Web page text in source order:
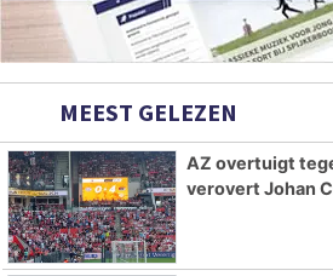
MEEST GELEZEN
AZ overtuigt
verovert Johan